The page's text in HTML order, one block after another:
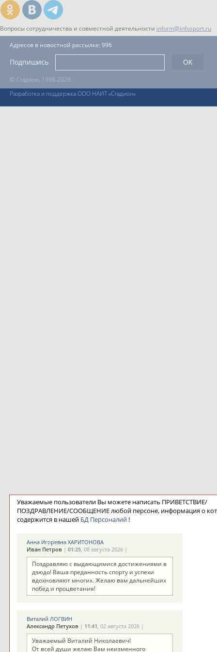
Вопросы сотрудничества и совместной деятельности inform@infosport.ru
© Стадион, 1998-2026
Разработка и поддержка ООО НАИТ «Стадион»
Адресов в новостной рассылке: 996
Подпишись
Уважаемые пользователи Вы можете написать ПРИВЕТСТВИЕ/
ПОЗДРАВЛЕНИЕ/СООБЩЕНИЕ любой персоне, информация о
содержится в нашей БД Персоналий!
Анна Игоревна ХАРИТОНОВА
Иван Петров| 01:25, 08 августа 2026 |
Поздравляю с выдающимися достижениями в
дзюдо! Ваша преданность спорту и успехи
вдохновляют многих. Желаю вам дальнейших
побед и процветания!
Виталий ЛОГВИН
Александр Петухов| 11:41, 02 августа 2026 |
Уважаемый Виталий Николаевич!
От всей души желаю Вам неизменного